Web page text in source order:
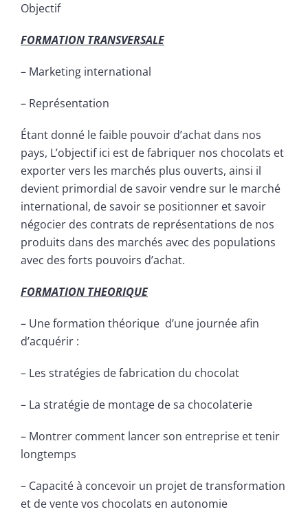
Objectif
FORMATION TRANSVERSALE
– Marketing international
– Représentation
Étant donné le faible pouvoir d’achat dans nos
pays, L’objectif ici est de fabriquer nos chocolats et
exporter vers les marchés plus ouverts, ainsi il
devient primordial de savoir vendre sur le marché
international, de savoir se positionner et savoir
négocier des contrats de représentations de nos
produits dans des marchés avec des populations
avec des forts pouvoirs d’achat.
FORMATION THEORIQUE
– Une formation théorique d’une journée afin
d’acquérir :
– Les stratégies de fabrication du chocolat
– La stratégie de montage de sa chocolaterie
– Montrer comment lancer son entreprise et tenir
longtemps
– Capacité à concevoir un projet de transformation
et de vente vos chocolats en autonomie